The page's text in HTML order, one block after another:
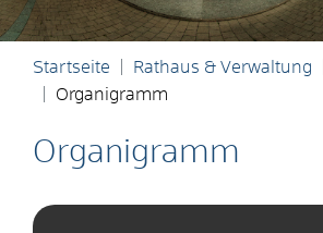
Startseite Rathaus & Verwaltung
Organigramm
Organigramm